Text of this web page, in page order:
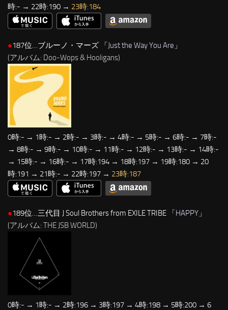
時:- → 22時:190 → 23時:184
●187位…ブルーノ・マーズ 「 Just the Way You Are 」
(アルバム: Doo-Wops & Hooligans)
0時:- → 1時:- → 2時:- → 3時:- → 4時:- → 5時:- → 6時:- → 7時:-
→ 8時:- → 9時:- → 10時:- → 11時:- → 12時:- → 13時:- → 14時:-
→ 15時:- → 16時:- → 17時:194 → 18時:197 → 19時:180 → 20
時:191 → 21時:- → 22時:197 → 23時:187
●189位…三代目 J Soul Brothers from EXILE TRIBE 「HAPPY 」
(アルバム: THE JSB WORLD)
0時:- → 1時:- → 2時:196 → 3時:197 → 4時:198 → 5時:200 → 6